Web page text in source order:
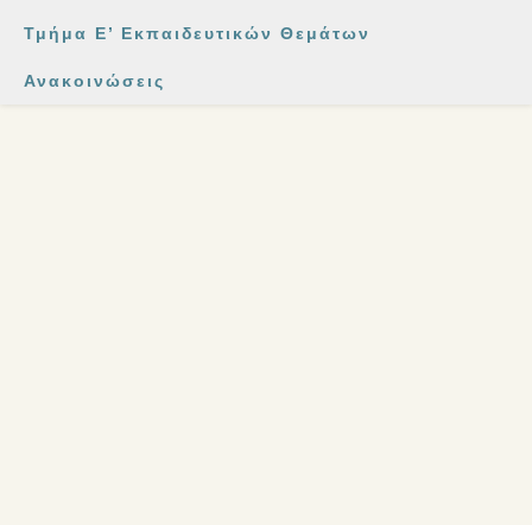
Τμήμα Ε’ Εκπαιδευτικών Θεμάτων
Ανακοινώσεις